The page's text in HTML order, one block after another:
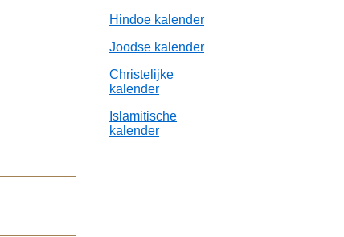
Hindoe kalender
Joodse kalender
Christelijke
kalender
Islamitische
kalender